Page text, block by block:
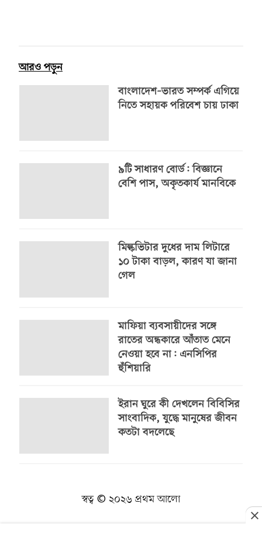
আরও পড়ুন
বাংলাদেশ–ভারত সম্পর্ক এগিয়ে
নিতে সহায়ক পরিবেশ চায় ঢাকা
৯টি সাধারণ বোর্ড: বিজ্ঞানে
বেশি পাস, অকৃতকার্য মানবিকে
মিল্কভিটার দুধের দাম লিটারে
১০ টাকা বাড়ল, কারণ যা জানা
গেল
মাফিয়া ব্যবসায়ীদের সঙ্গে
রাতের অন্ধকারে আঁতাত মেনে
নেওয়া হবে না: এনসিপির
হুঁশিয়ারি
ইরান ঘুরে কী দেখলেন বিবিসির
সাংবাদিক, যুদ্ধে মানুষের জীবন
কতটা বদলেছে
স্বত্ব © ২০২৬ প্রথম আলো